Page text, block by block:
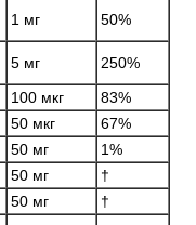
1 мг
50%
5 мг
250%
100 мкг
83%
50 мкг
67%
50 мг
1%
50 мг
†
50 мг
†